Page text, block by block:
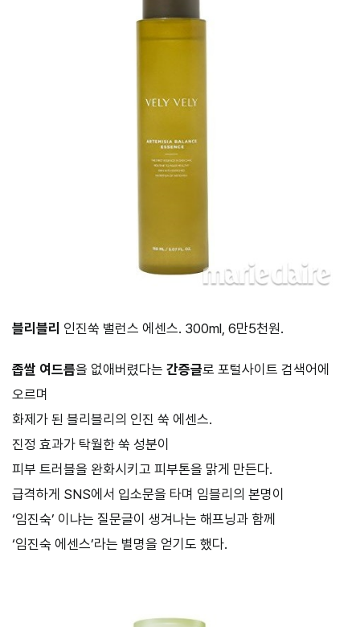
블리블리 인진쑥 밸런스 에센스. 300ml, 6만5천원.
좁쌀 여드름을 없애버렸다는 간증글로 포털사이트 검색어에
오르며
화제가 된 블리블리의 인진 쑥 에센스.
진정 효과가 탁월한 쑥 성분이
피부 트러블을 완화시키고 피부톤을 맑게 만든다.
급격하게 SNS에서 입소문을 타며 임블리의 본명이
‘임진숙’ 이냐는 질문글이 생겨나는 해프닝과 함께
‘임진숙 에센스’라는 별명을 얻기도 했다.